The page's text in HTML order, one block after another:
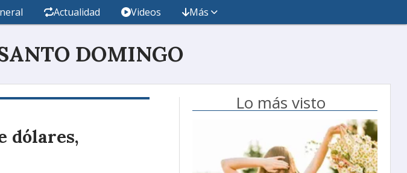
DOMINGO
Actualidad Videos Más
dólares,
Lo más visto